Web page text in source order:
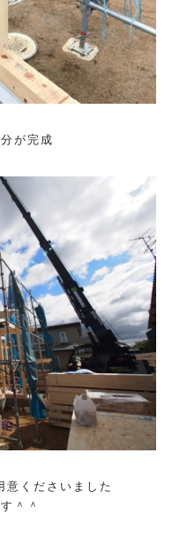
が完成
意くださいました
＾＾